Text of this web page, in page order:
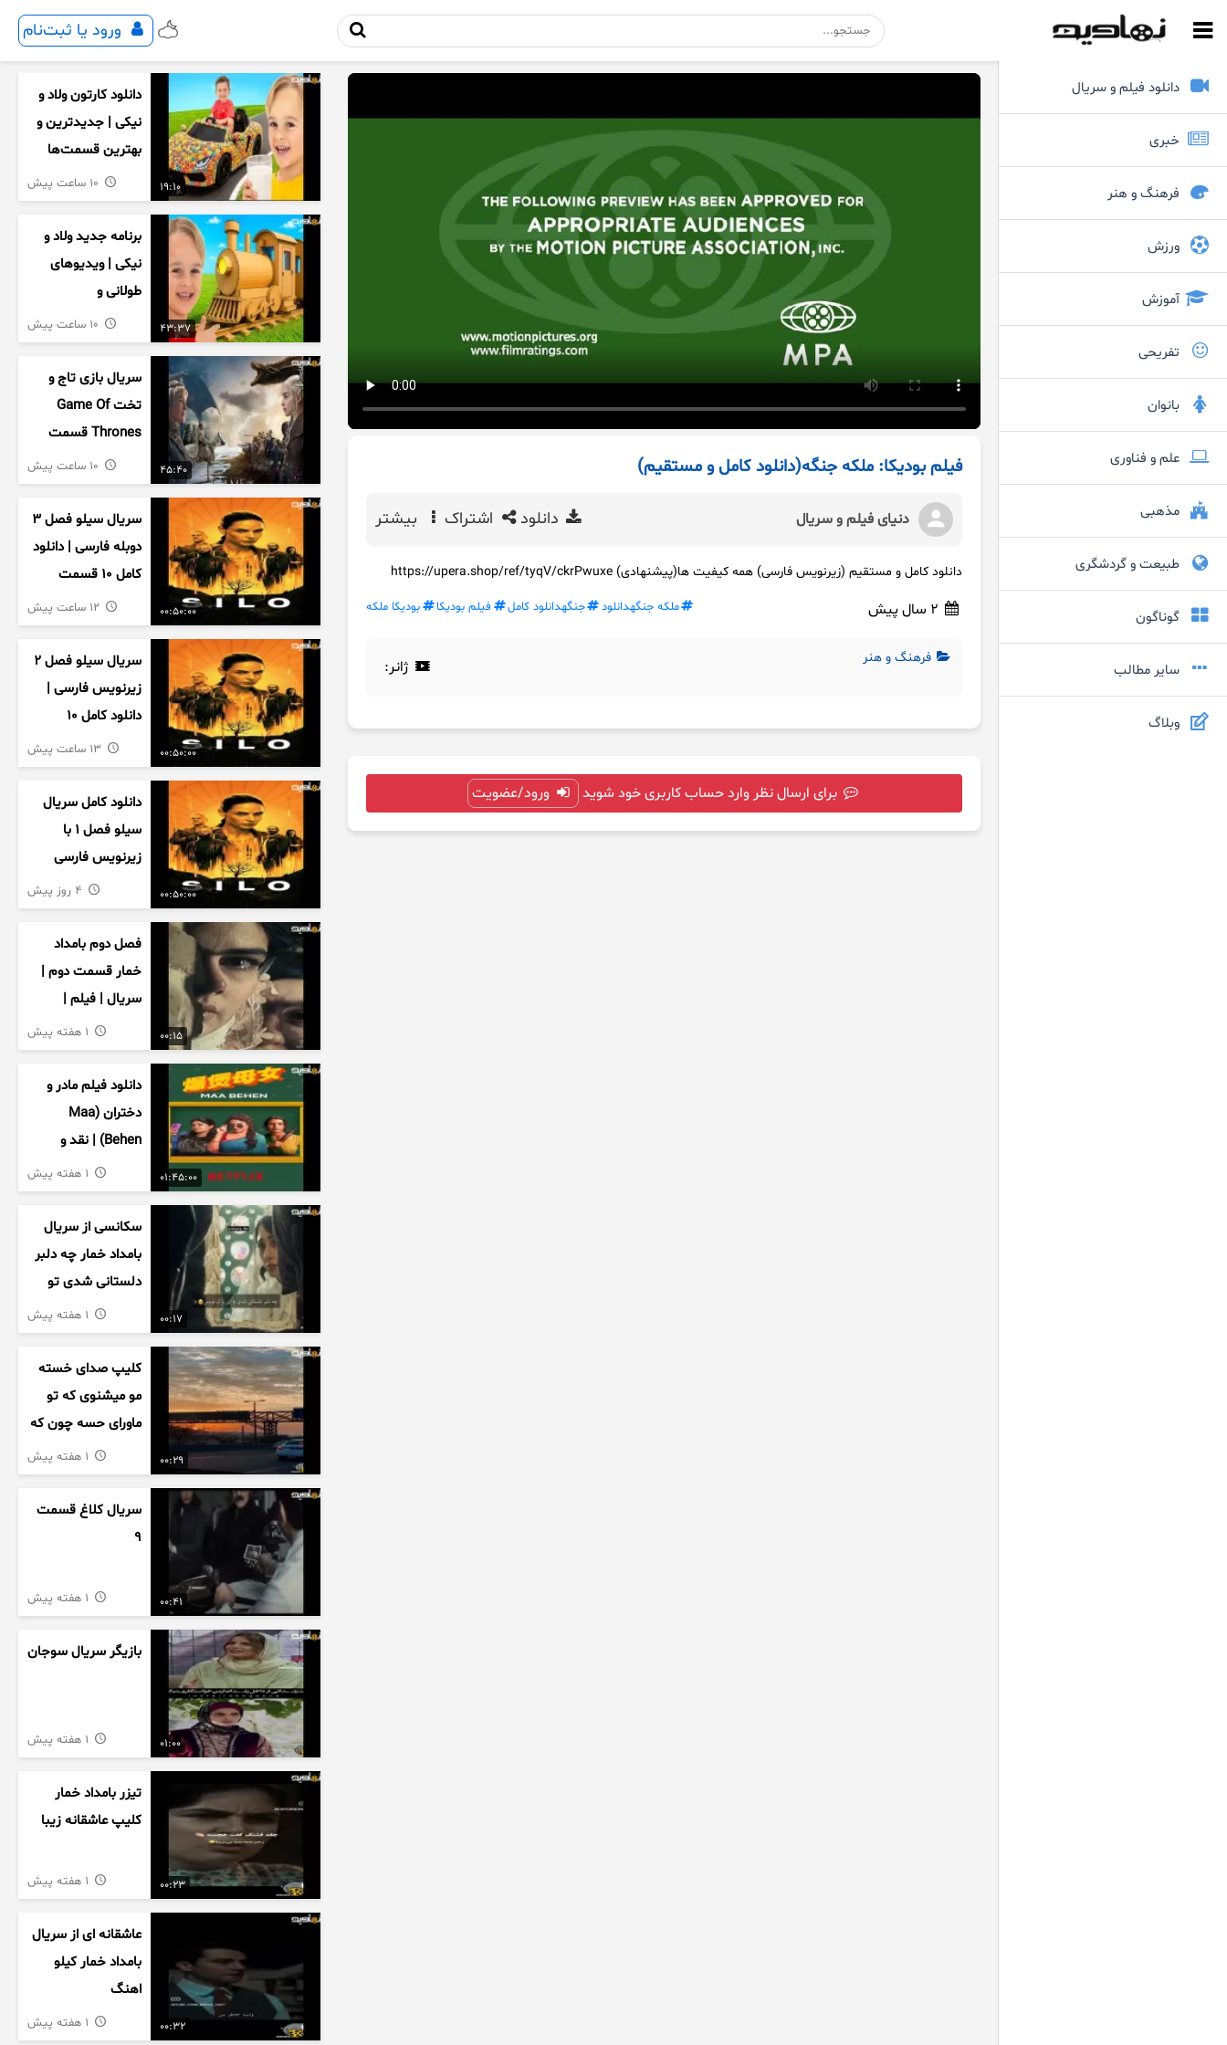
ورود یا ثبت‌نام
دانلود فیلم و سریال
خبری
فرهنگ و هنر
ورزش
آموزش
تفریحی
بانوان
علم و فناوری
مذهبی
طبیعت و گردشگری
گوناگون
سایر مطالب
وبلاگ
فیلم بودیکا: ملکه جنگه(دانلود کامل و مستقیم)
دنیای فیلم و سریال دانلود اشتراک بیشتر
دانلود کامل و مستقیم (زیرنویس فارسی) همه کیفیت ها(پیشنهادی) https://upera.shop/ref/tyqV/ckrPwuxe
ملکه جنگهدانلود جنگهدانلود کامل فیلم بودیکا بودیکا ملکه
فرهنگ و هنر ژانر:
برای ارسال نظر وارد حساب کاربری خود شوید ورود/عضویت
19:10
دانلود کارتون ولاد و
نیکی | جدیدترین و
بهترین قسمت‌ها
43:37
برنامه جدید ولاد و
نیکی | ویدیوهای
طولانی و
سرگرم‌کننده کودکان
45:40
سریال بازی تاج و
تخت Game Of
Thrones قسمت
دوم فصل اول
زیرنویس فارسی
00:50:00
سریال سیلو فصل ۳
دوبله فارسی | دانلود
کامل ۱۰ قسمت
00:50:00
سریال سیلو فصل ۲
زیرنویس فارسی |
دانلود کامل ۱۰
قسمت
00:50:00
دانلود کامل سریال
سیلو فصل ۱ با
زیرنویس فارسی
00:15
فصل دوم بامداد
خمار قسمت دوم |
سریال | فیلم |
نمایش خانگی |
محبوبه | سینمایی
01:45:00
دانلود فیلم مادر و
دختران (Maa
Behen) | نقد و
بررسی درام خانوادگی
هندی
00:17
سکانسی از سریال
بامداد خمار چه دلبر
دلستانی شدی تو
این بزک عروس..
00:29
کلیپ صدای خسته
مو میشنوی که تو
ماورای حسه چون که
داریم می رسیم به
اخرای قصه
00:41
سریال کلاغ قسمت
9
01:00
بازیگر سریال سوجان
00:23
تیزر بامداد خمار
کلیپ عاشقانه زیبا
00:32
عاشقانه ای از سریال
بامداد خمار کیلو
اهنگ